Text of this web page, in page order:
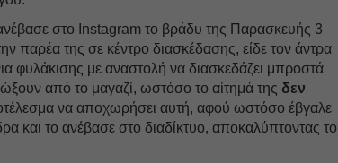
στο Instagram το βράδυ της Παρασκευής 3
παρέα της σε κέντρο διασκέδασης, είδε τον άντρα
φυλάκισης με αναστολή να διασκεδάζει μπροστά
από το μαγαζί, ωστόσο το αίτημά τηςδεν
να αποχωρήσει αυτή, αφού ωστόσο έβγαλε
και το ανέβασε στο διαδίκτυο, αποκαλύπτοντας το